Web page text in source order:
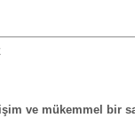
ve mükemmel bir